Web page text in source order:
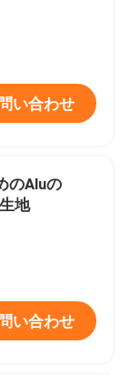
い合わせ
のAluの
地
い合わせ